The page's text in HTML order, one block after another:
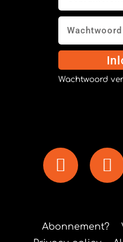
Wachtwoord
Abonnement?